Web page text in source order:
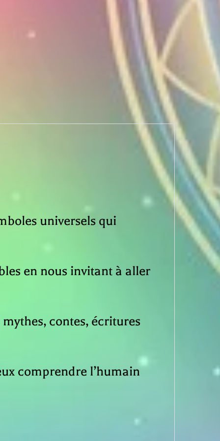
universels qui
en nous invitant à aller
contes, écritures
comprendre l’humain